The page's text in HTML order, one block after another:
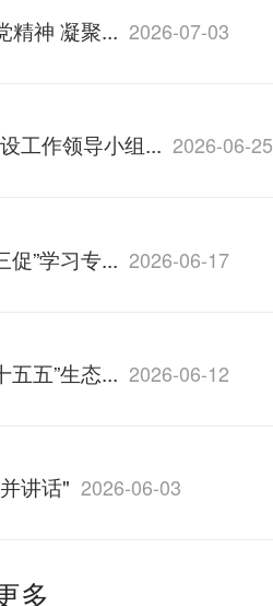
精神 凝聚... 2026-07-03
工作领导小组... 2026-06-25
促”学习专... 2026-06-17
五”生态... 2026-06-12
讲话" 2026-06-03
多